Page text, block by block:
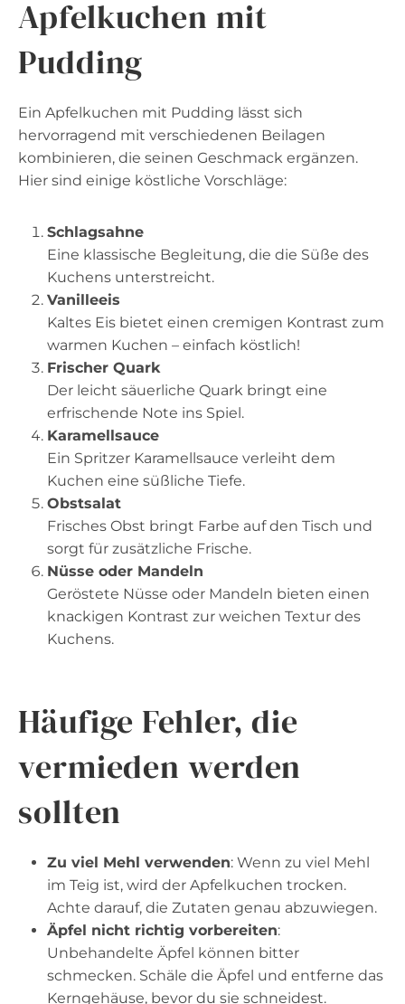
Apfelkuchen mit
Pudding
Ein Apfelkuchen mit Pudding lässt sich
hervorragend mit verschiedenen Beilagen
kombinieren, die seinen Geschmack ergänzen.
Hier sind einige köstliche Vorschläge:
Schlagsahne
Eine klassische Begleitung, die die Süße des
Kuchens unterstreicht.
Vanilleeis
Kaltes Eis bietet einen cremigen Kontrast zum
warmen Kuchen – einfach köstlich!
Frischer Quark
Der leicht säuerliche Quark bringt eine
erfrischende Note ins Spiel.
Karamellsauce
Ein Spritzer Karamellsauce verleiht dem
Kuchen eine süßliche Tiefe.
Obstsalat
Frisches Obst bringt Farbe auf den Tisch und
sorgt für zusätzliche Frische.
Nüsse oder Mandeln
Geröstete Nüsse oder Mandeln bieten einen
knackigen Kontrast zur weichen Textur des
Kuchens.
Häufige Fehler, die
vermieden werden
sollten
Zu viel Mehl verwenden: Wenn zu viel Mehl
im Teig ist, wird der Apfelkuchen trocken.
Achte darauf, die Zutaten genau abzuwiegen.
Äpfel nicht richtig vorbereiten:
Unbehandelte Äpfel können bitter
schmecken. Schäle die Äpfel und entferne das
Kerngehäuse, bevor du sie schneidest.